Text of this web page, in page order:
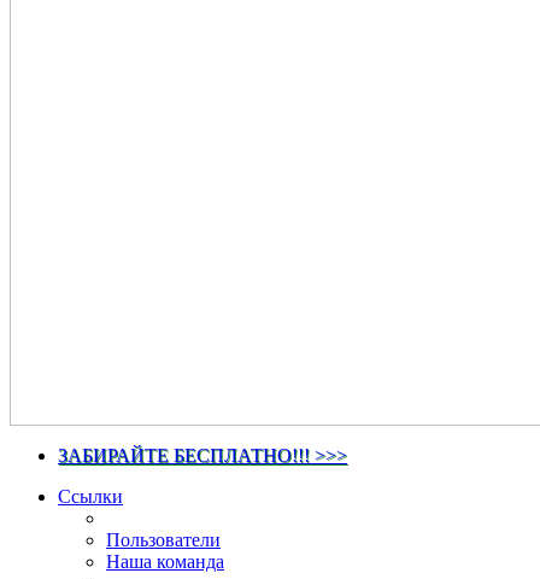
ЗАБИРАЙТЕ БЕСПЛАТНО!!! >>>
Ссылки
Пользователи
Наша команда